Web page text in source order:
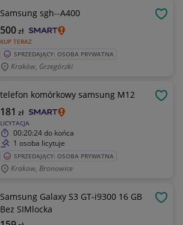
Samsung sgh--A400
KUP TERAZ
500zł
SPRZEDAJĄCY: OSOBA PRYWATNA
Kraków, Grzegórzki
telefon komórkowy samsung M12
LICYTACJA
181 zł
00:20:24do końca
1 osoba licytuje
SPRZEDAJĄCY: OSOBA PRYWATNA
Krakow, Bronowice
Samsung Galaxy S3 GT-i9300 16 GB
Bez SIMlocka